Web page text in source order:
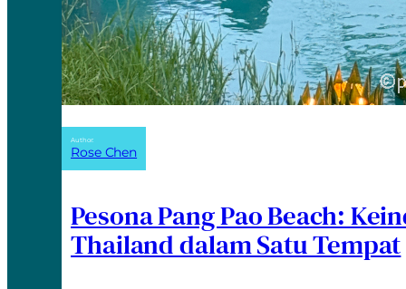
Author:
Rose Chen
Pesona Pang Pao Beach:
Thailand dalam Satu Tempat